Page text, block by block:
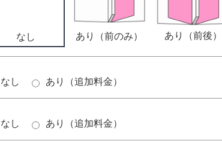
なし あり（前のみ） あり（前後）
なし あり（追加料金）
なし あり（追加料金）